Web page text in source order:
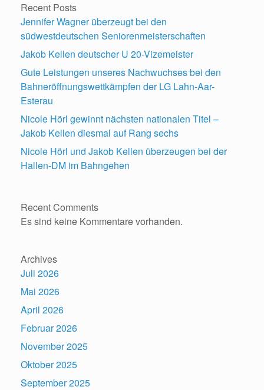
Recent Posts
Jennifer Wagner überzeugt bei den
südwestdeutschen Seniorenmeisterschaften
Jakob Kellen deutscher U 20-Vizemeister
Gute Leistungen unseres Nachwuchses bei den
Bahneröffnungswettkämpfen der LG Lahn-Aar-
Esterau
Nicole Hörl gewinnt nächsten nationalen Titel –
Jakob Kellen diesmal auf Rang sechs
Nicole Hörl und Jakob Kellen überzeugen bei der
Hallen-DM im Bahngehen
Recent Comments
Es sind keine Kommentare vorhanden.
Archives
Juli 2026
Mai 2026
April 2026
Februar 2026
November 2025
Oktober 2025
September 2025